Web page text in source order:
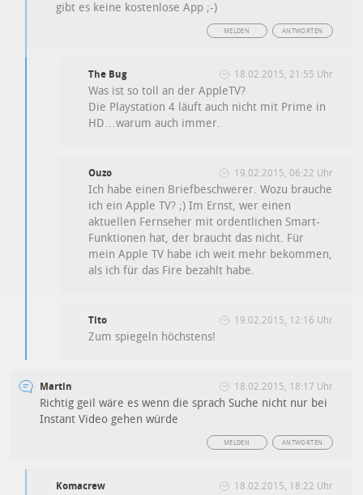
gibt es keine kostenlose App ;-)
ANTWORTEN
MELDEN
The Bug 18.02.2015, 21:55 Uhr
Was ist so toll an der AppleTV?
Die Playstation 4 läuft auch nicht mit Prime in
HD…warum auch immer.
Ouzo 19.02.2015, 06:22 Uhr
Ich habe einen Briefbeschwerer. Wozu brauche
ich ein Apple TV? ;) Im Ernst, wer einen
aktuellen Fernseher mit ordentlichen Smart-
Funktionen hat, der braucht das nicht. Für
mein Apple TV habe ich weit mehr bekommen,
als ich für das Fire bezahlt habe.
Tito 19.02.2015, 12:16 Uhr
Zum spiegeln höchstens!
Martin 18.02.2015, 18:17 Uhr
Richtig geil wäre es wenn die sprach Suche nicht nur bei
Instant Video gehen würde
ANTWORTEN
MELDEN
Komacrew 18.02.2015, 18:22 Uhr